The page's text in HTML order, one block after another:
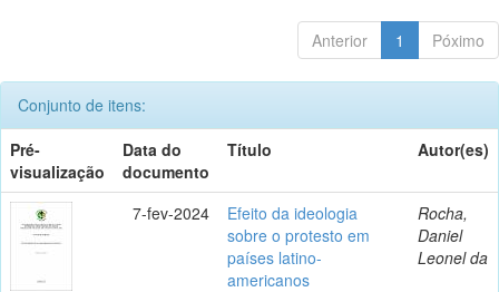
Anterior 1 Póximo
Conjunto de itens:
Pré-
visualização
Data do
documento
Título Autor(es)
7-fev-2024
Efeito da ideologia
sobre o protesto em
países latino-
americanos
Rocha,
Daniel
Leonel da